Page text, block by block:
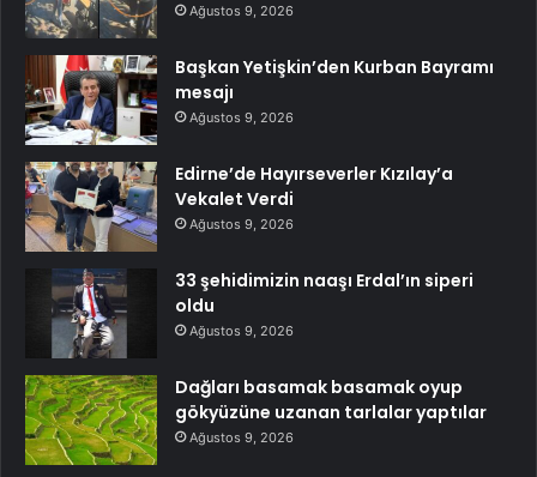
Ağustos 9, 2026
Başkan Yetişkin’den Kurban Bayramı
mesajı
Ağustos 9, 2026
Edirne’de Hayırseverler Kızılay’a
Vekalet Verdi
Ağustos 9, 2026
33 şehidimizin naaşı Erdal’ın siperi
oldu
Ağustos 9, 2026
Dağları basamak basamak oyup
gökyüzüne uzanan tarlalar yaptılar
Ağustos 9, 2026